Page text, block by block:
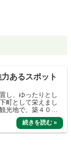
あるスポット
し、ゆったりとし
町として栄えまし
光地で、築４００
大国宝城に数えら